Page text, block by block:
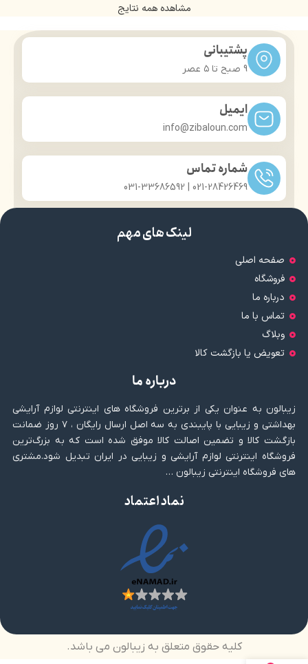
مشاهده همه نتایج
پشتیبانی
9 صبح تا ۵ عصر
ایمیل
info@zibaloun.com
شماره تماس
021-28426469 | 031-33686592
لینک های مهم
صفحه اصلی
فروشگاه
درباره ما
تماس با ما
وبلاگ
تعویض یا بازگشت کالا
درباره ما
زیبالون به عنوان یکی از برترین فروشگاه های اینترنتی لوازم آرایشی
بهداشتی و زیبایی با پایبندی به سه اصل ارسال رایگان ، ۷ روز ضمانت
بازگشت کالا و تضمین اصالت کالا موفق شده است که به بزرگ‌ترین
فروشگاه اینترنتی لوازم آرایشی و زیبایی در ایران تبدیل شود.مشتری
های فروشگاه اینترنتی زیبالون …
نماد اعتماد
کلیه حقوق متعلق به زیبالون می باشد.